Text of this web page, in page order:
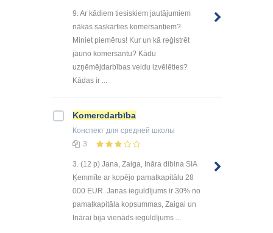
9. Ar kādiem tiesiskiem jautājumiem
nākas saskarties komersantiem?
Miniet piemērus! Kur un kā reģistrēt
jauno komersantu? Kādu
uzņēmējdarbības veidu izvēlēties?
Kādas ir ...
Komercdarbība
Конспект для средней школы
3
3. (12 p) Jana, Zaiga, Ināra dibina SIA
Ķemmīte ar kopējo pamatkapitālu 28
000 EUR. Janas ieguldījums ir 30% no
pamatkapitāla kopsummas, Zaigai un
Inārai bija vienāds ieguldījums ...